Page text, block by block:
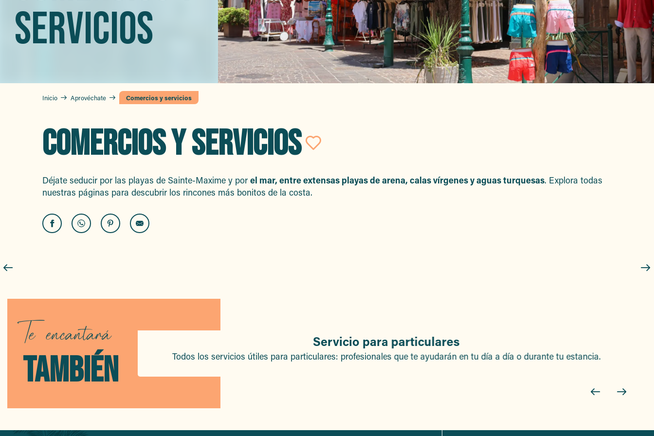
SERVICIOS
Inicio Aprovéchate Comercios y servicios
COMERCIOS Y SERVICIOS Ajouter aux favoris
Déjate seducir por las playas de Sainte-Maxime y por el mar, entre extensas playas de arena, calas vírgenes y aguas turquesas. Explora todas
nuestras páginas para descubrir los rincones más bonitos de la costa.
Te encantará
TAMBIÉN
Servicio para particulares
Todos los servicios útiles para particulares: profesionales que te ayudarán en tu día a día o durante tu estancia.